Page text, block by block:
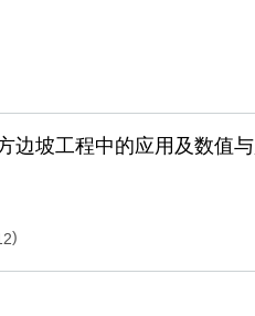
边坡工程中的应用及数值
)